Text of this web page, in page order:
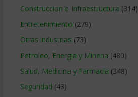
Construccion e Infraestructura (314)
Entretenimiento (279)
Otras industrias (73)
Petroleo, Energia y Mineria (480)
Salud, Medicina y Farmacia (348)
Seguridad (43)